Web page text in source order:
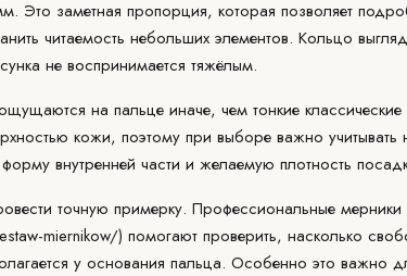
Это заметная пропорция, которая позволяет
читаемость небольших элементов. Кольцо
не воспринимается тяжёлым.
на пальце иначе, чем тонкие
кожи, поэтому при выборе важно учитывать
внутренней части и желаемую плотность
точную примерку. Профессиональные мерники
miernikow/) помогают проверить, насколько
у основания пальца. Особенно это важно